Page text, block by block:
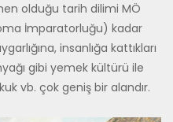
olduğu tarih dilimi MÖ
İmparatorluğu) kadar
insanlığa kattıkları
gibi yemek kültürü ile
vb. çok geniş bir alandır.